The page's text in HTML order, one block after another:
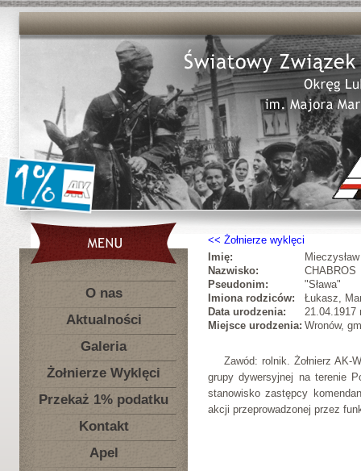
O nas
Aktualności
Galeria
Żołnierze Wyklęci
Przekaż 1% podatku
Kontakt
Apel
Żołnierze wyklęci
Imię:
Mieczysław
Nazwisko:
CHABROS
Pseudonim:
"Sława"
Imiona rodziców:
Łukasz,
Data urodzenia:
21.04.1917
Miejsce urodzenia: Wronów,
Zawód: rolnik. Żołnierz AK-
grupy dywersyjnej na terenie
stanowisko zastępcy
akcji przeprowadzonej przez